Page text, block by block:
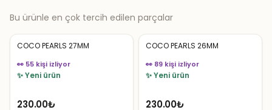
Bu ürünle en çok tercih edilen parçalar
COCO PEARLS 27MM
👀 55 kişi izliyor
✨ Yeni ürün
230.00₺
COCO PEARLS 26MM
👀 89 kişi izliyor
✨ Yeni ürün
230.00₺